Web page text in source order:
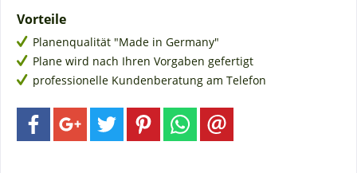
Vorteile
Planenqualität "Made in Germany"
Plane wird nach Ihren Vorgaben gefertigt
professionelle Kundenberatung am Telefon